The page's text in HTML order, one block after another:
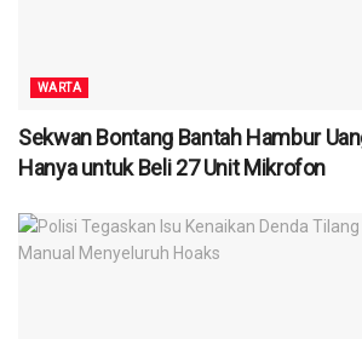
WARTA
Sekwan Bontang Bantah Hambur
Hanya untuk Beli 27 Unit Mikrofon